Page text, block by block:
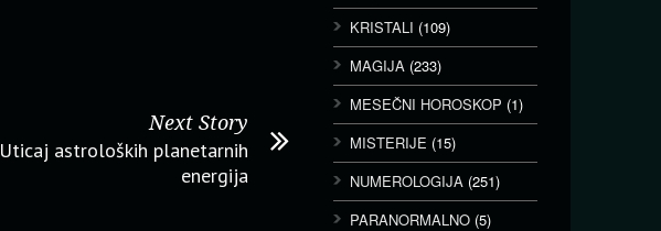
Next Story
Uticaj astroloških planetarnih
energija
KRISTALI (109)
MAGIJA (233)
MESEČNI HOROSKOP (1)
MISTERIJE (15)
NUMEROLOGIJA (251)
PARANORMALNO (5)